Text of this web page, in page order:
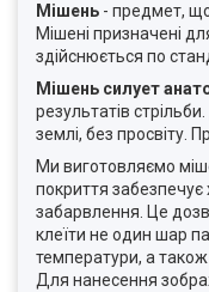
Мішень - предмет, що
Мішені призначені
здійснюється по
Мішень силует
результатів
землі, без просвіту.
Ми виготовляємо
покриття забезпечує
забарвлення. Це
клеїти не один шар
температури, а
Для нанесення